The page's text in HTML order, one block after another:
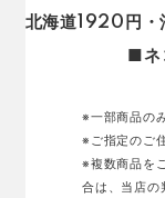
北海道1920円・
■
※一部商品のみ
※ご指定のご
※複数商品を
合は、当店の